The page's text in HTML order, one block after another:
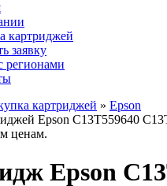
картриджей
заявку
регионами
картриджей » Epson
Epson C13T559640
ценам.
Epson